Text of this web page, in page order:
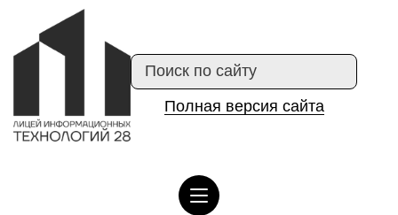
Полная версия сайта